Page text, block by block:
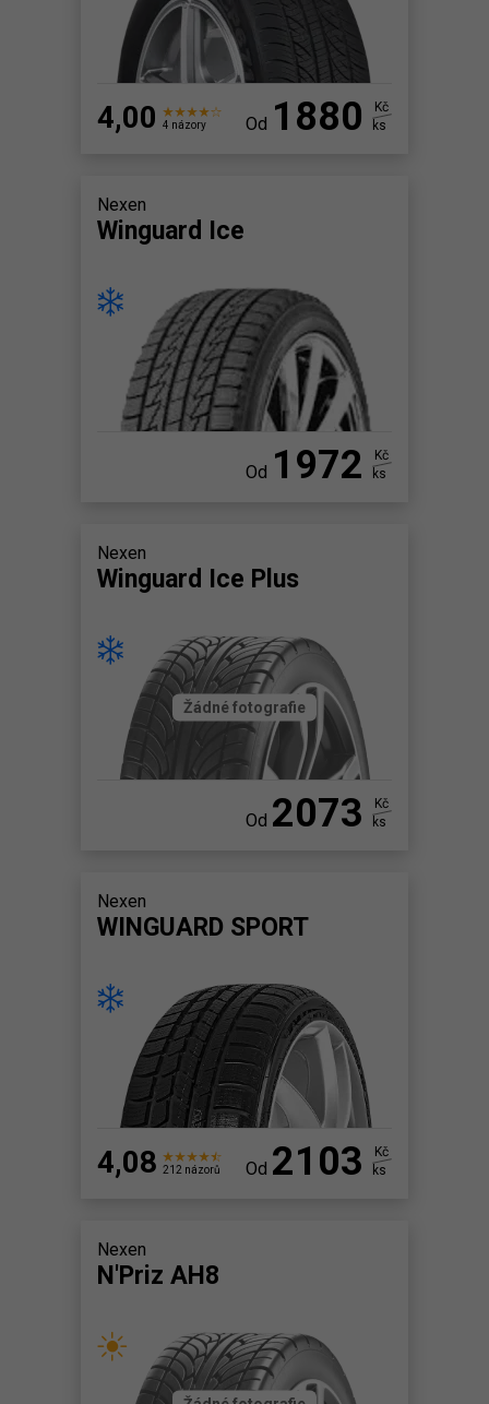
4,00 4 názory Od 1880
Kč
ks
Nexen
Winguard Ice
Od 1972
Kč
ks
Nexen
Winguard Ice Plus
Žádné fotografie
Od 2073
Kč
ks
Nexen
WINGUARD SPORT
4,08 212 názorů Od 2103
Kč
ks
Nexen
N'Priz AH8